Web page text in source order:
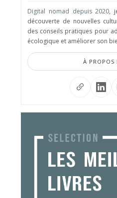
Digital nomad depuis 2020,
découverte de nouvelles
des conseils pratiques pour
écologique et améliorer son
À PROPOS